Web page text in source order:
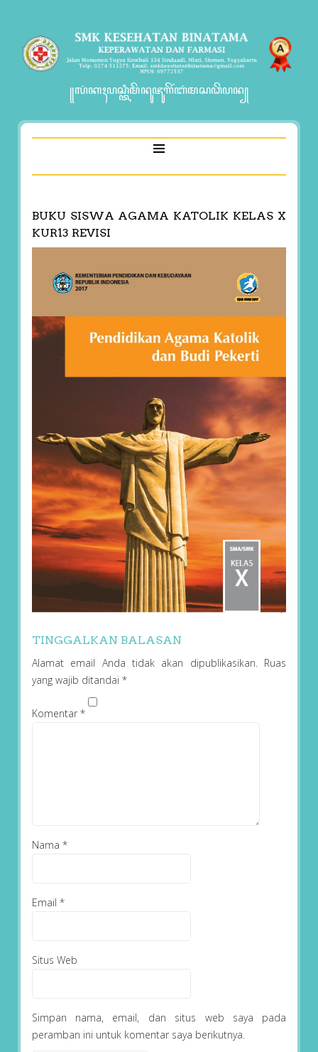
꧋ꦭꦁꦏꦃꦥꦱ꧀ꦠꦶꦩꦼꦤꦸꦗꦸꦒꦼꦂꦧꦁꦩꦱꦣꦼꦥꦤ꧀
BUKU SISWA AGAMA KATOLIK KELAS X
KUR13 REVISI
TINGGALKAN BALASAN
Alamat email Anda tidak akan dipublikasikan. Ruas
yang wajib ditandai *
Komentar *
Nama *
Email *
Situs Web
Simpan nama, email, dan situs web saya pada
peramban ini untuk komentar saya berikutnya.